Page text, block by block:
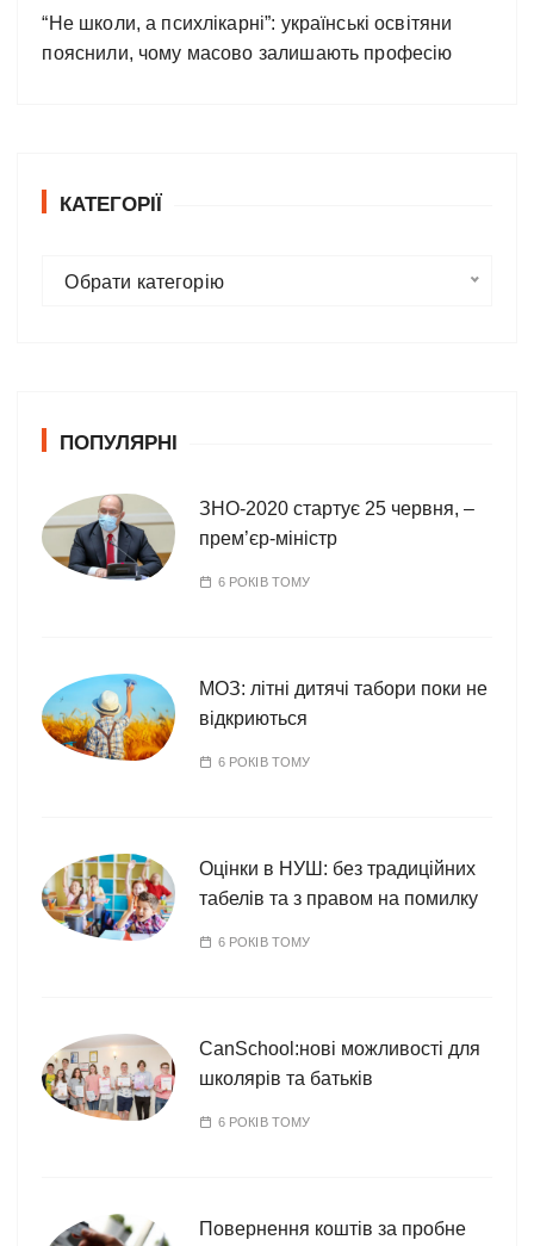
“Не школи, а психлікарні”: українські освітяни
пояснили, чому масово залишають професію
КАТЕГОРІЇ
р
Обрати категорію
ПОПУЛЯРНІ
ЗНО-2020 стартує 25 червня, –
прем’єр-міністр
6 РОКІВ ТОМУ
МОЗ: літні дитячі табори поки не
відкриються
6 РОКІВ ТОМУ
Оцінки в НУШ: без традиційних
табелів та з правом на помилку
6 РОКІВ ТОМУ
CanSchool:нові можливості для
школярів та батьків
6 РОКІВ ТОМУ
Повернення коштів за пробне